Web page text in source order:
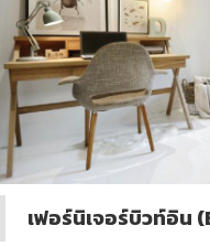
เฟอร์นิเจอร์บิวท์อิน